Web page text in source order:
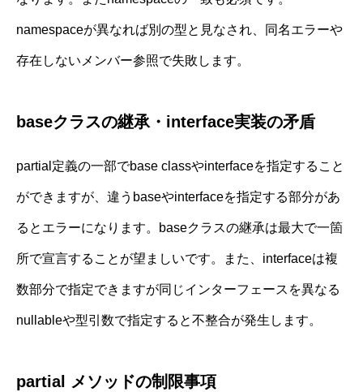
namespaceが異なれば別の型と見なされ、同名エラーや
存在しないメンバー参照で失敗します。
baseクラスの継承・interface実装の矛盾
partial定義の一部でbase classやinterfaceを指定すること
ができますが、違うbaseやinterfaceを指定する部分があ
るとエラーになります。baseクラスの継承は最大で一箇
所で宣言することが望ましいです。また、interfaceは複
数部分で指定できますが同じインターフェースを異なる
nullableや型引数で指定すると不整合が発生します。
partial メソッドの制限事項